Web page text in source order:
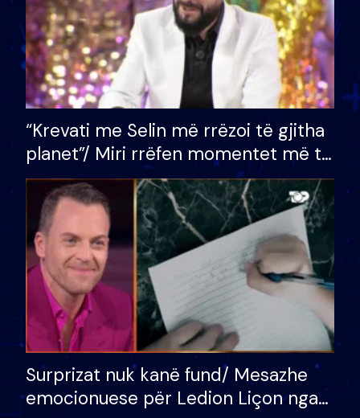
“Krevati me Selin më rrëzoi të gjitha
planet”/ Miri rrëfen momentet më të
bukura në shtëpinë e BB VIP: Do më
mungojë zilja e mëngjesit kur…
Surprizat nuk kanë fund/ Mesazhe
emocionuese për Ledion Liçon nga